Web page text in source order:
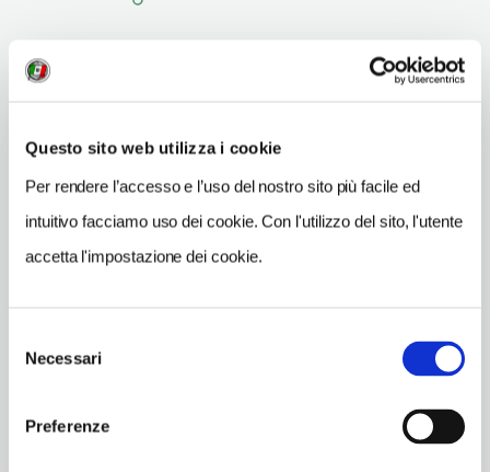
Questo sito web utilizza i cookie
Per rendere l’accesso e l’uso del nostro sito più facile ed
intuitivo facciamo uso dei cookie. Con l'utilizzo del sito, l'utente
accetta l'impostazione dei cookie.
delNecessari
Preferenze
Venezia (VE)
Vedi su Google Maps
INDIRIZZO